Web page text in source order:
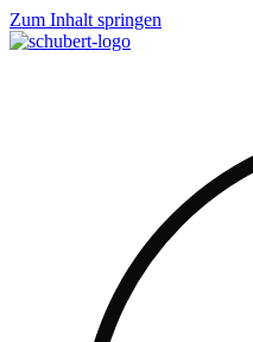
Zum Inhalt springen